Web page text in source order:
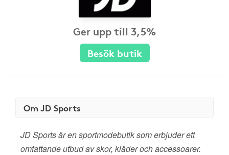
Ger upp till 3,5%
Besök butik
Om JD Sports
JD Sports är en sportmodebutik som erbjuder ett
omfattande utbud av skor, kläder och accessoarer.